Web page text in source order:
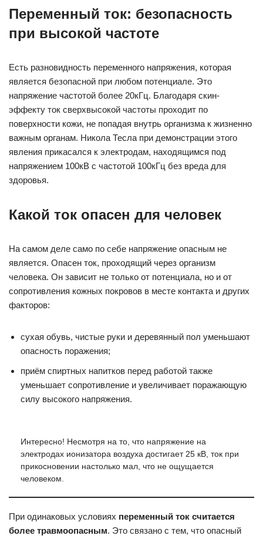
Переменный ток: безопасность
при высокой частоте
Есть разновидность переменного напряжения, которая
является безопасной при любом потенциале. Это
напряжение частотой более 20кГц. Благодаря скин-
эффекту ток сверхвысокой частоты проходит по
поверхности кожи, не попадая внутрь организма к жизненно
важным органам. Никола Тесла при демонстрации этого
явления прикасался к электродам, находящимся под
напряжением 100кВ с частотой 100кГц без вреда для
здоровья.
Какой ток опасен для человек
На самом деле само по себе напряжение опасным не
является. Опасен ток, проходящий через организм
человека. Он зависит не только от потенциала, но и от
сопротивления кожных покровов в месте контакта и других
факторов:
сухая обувь, чистые руки и деревянный пол уменьшают
опасность поражения;
приём спиртных напитков перед работой также
уменьшает сопротивление и увеличивает поражающую
силу высокого напряжения.
Интересно! Несмотря на то, что напряжение на
электродах ионизатора воздуха достигает 25 кВ, ток при
прикосновении настолько мал, что не ощущается
человеком.
При одинаковых условиях переменный ток считается
более травмоопасным. Это связано с тем, что опасный